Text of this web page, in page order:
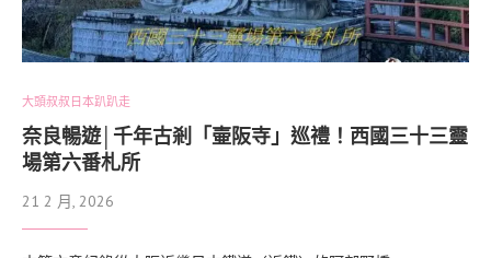
大頭叔叔日本趴趴走
奈良暢遊│千年古剎「壷阪寺」巡禮！西國三十三靈
場第六番札所
21 2 月, 2026